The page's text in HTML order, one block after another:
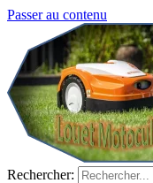
Passer au contenu
Rechercher: